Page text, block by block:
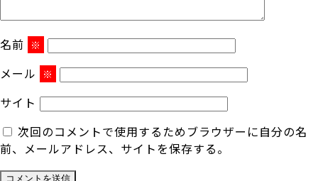
名前 ※
メール ※
サイト
次回のコメントで使用するためブラウザーに自分の名
前、メールアドレス、サイトを保存する。